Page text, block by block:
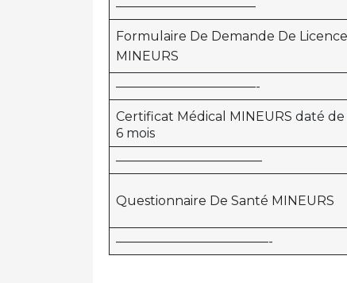
———————————
Formulaire De Demande De Licence
MINEURS
———————————-
Certificat Médical MINEURS daté de
6 mois
———————————–
Questionnaire De Santé MINEURS
————————————-